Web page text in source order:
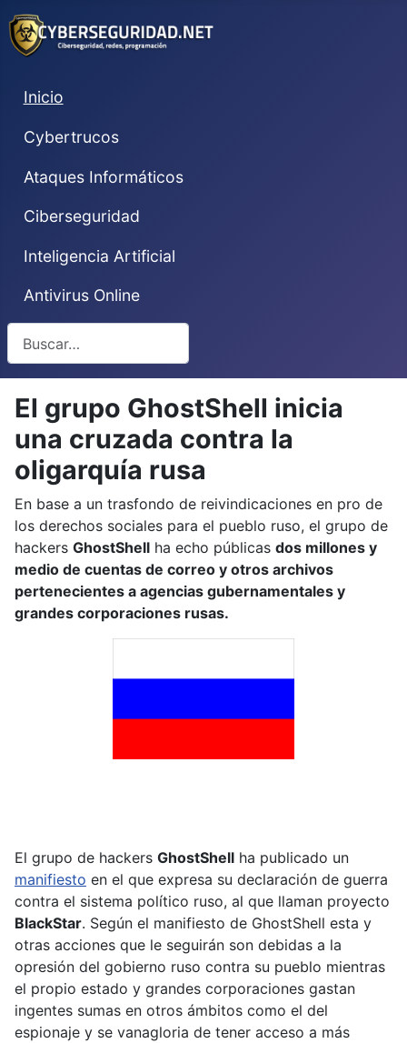
Inicio
Cybertrucos
Ataques Informáticos
Ciberseguridad
Inteligencia Artificial
Antivirus Online
El grupo GhostShell inicia
una cruzada contra la
oligarquía rusa
En base a un trasfondo de reivindicaciones en pro de
los derechos sociales para el pueblo ruso, el grupo de
hackers GhostShell ha echo públicas dos millones y
medio de cuentas de correo y otros archivos
pertenecientes a agencias gubernamentales y
grandes corporaciones rusas.
El grupo de hackers GhostShell ha publicado un
manifiesto en el que expresa su declaración de guerra
contra el sistema político ruso, al que llaman proyecto
BlackStar. Según el manifiesto de GhostShell esta y
otras acciones que le seguirán son debidas a la
opresión del gobierno ruso contra su pueblo mientras
el propio estado y grandes corporaciones gastan
ingentes sumas en otros ámbitos como el del
espionaje y se vanagloria de tener acceso a más